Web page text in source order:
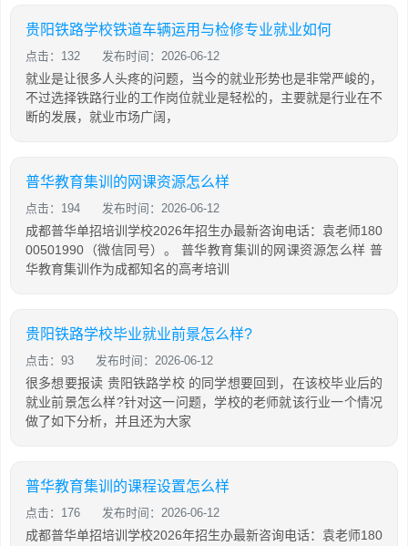
贵阳铁路学校铁道车辆运用与检修专业就业如何
点击：132 发布时间：2026-06-12
就业是让很多人头疼的问题，当今的就业形势也是非常严峻的，
不过选择铁路行业的工作岗位就业是轻松的，主要就是行业在不
断的发展，就业市场广阔，
普华教育集训的网课资源怎么样
点击：194 发布时间：2026-06-12
成都普华单招培训学校2026年招生办最新咨询电话：袁老师180
00501990（微信同号）。 普华教育集训的网课资源怎么样 普
华教育集训作为成都知名的高考培训
贵阳铁路学校毕业就业前景怎么样?
点击：93 发布时间：2026-06-12
很多想要报读 贵阳铁路学校 的同学想要回到，在该校毕业后的
就业前景怎么样?针对这一问题，学校的老师就该行业一个情况
做了如下分析，并且还为大家
普华教育集训的课程设置怎么样
点击：176 发布时间：2026-06-12
成都普华单招培训学校2026年招生办最新咨询电话：袁老师180